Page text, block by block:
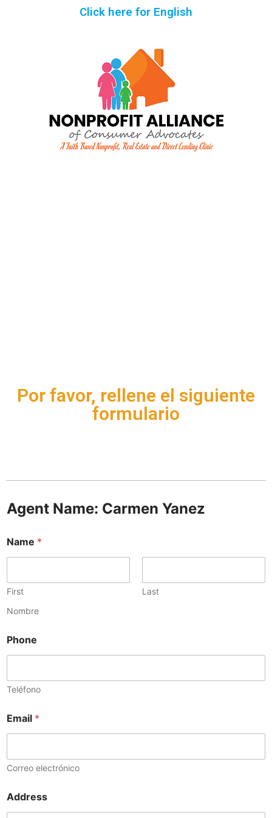
Click here for English
Por favor, rellene el siguiente
formulario
Agent Name: Carmen Yanez
Name *
First
Last
Nombre
Phone
Teléfono
Email *
Correo electrónico
Address